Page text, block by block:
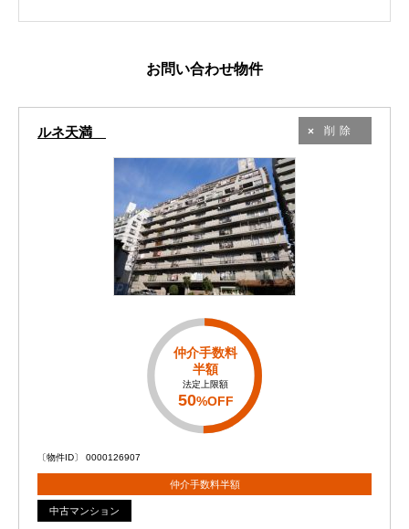
お問い合わせ物件
ルネ天満 削除
仲介手数料
半額
法定上限額
50%OFF
〔物件ID〕 0000126907
仲介手数料半額
中古マンション